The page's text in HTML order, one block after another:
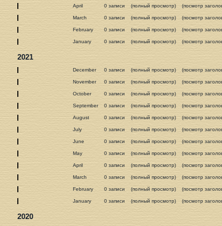
April 0 записи (полный просмотр) (посмотр
March 0 записи (полный просмотр) (посмотр
February 0 записи (полный просмотр) (посмотр
January 0 записи (полный просмотр) (посмотр
2021
December 0 записи (полный просмотр) (посмотр
November 0 записи (полный просмотр) (посмотр
October 0 записи (полный просмотр) (посмотр
September 0 записи (полный просмотр) (посмотр
August 0 записи (полный просмотр) (посмотр
July 0 записи (полный просмотр) (посмотр
June 0 записи (полный просмотр) (посмотр
May 0 записи (полный просмотр) (посмотр
April 0 записи (полный просмотр) (посмотр
March 0 записи (полный просмотр) (посмотр
February 0 записи (полный просмотр) (посмотр
January 0 записи (полный просмотр) (посмотр
2020